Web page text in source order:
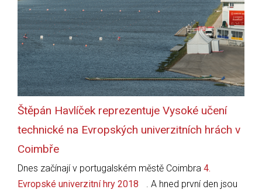
Štěpán Havlíček reprezentuje Vysoké učení
technické na Evropských univerzitních hrách v
Coimbře
Dnes začínají v portugalském městě Coimbra 4.
Evropské univerzitní hry 2018
. A hned první den jsou